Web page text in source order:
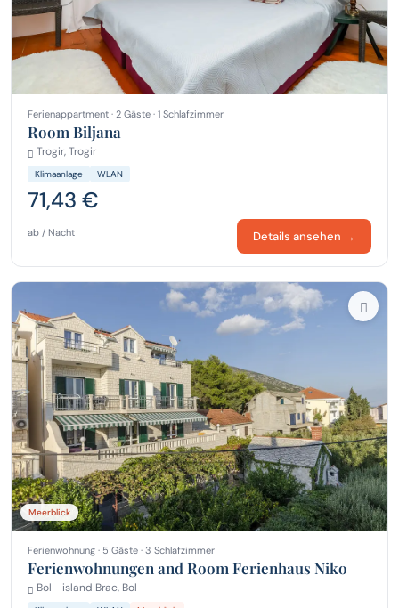
Ferienappartment · 2 Gäste · 1 Schlafzimmer
Room Biljana
Trogir, Trogir
Klimaanlage WLAN
71,43 €
ab / Nacht Details ansehen →
Meerblick
Ferienwohnung · 5 Gäste · 3 Schlafzimmer
Ferienwohnungen and Room Ferienhaus Niko
Bol - island Brac, Bol